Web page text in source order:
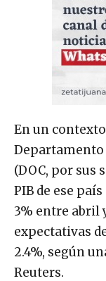
En un
Departamento
(DOC, por sus
PIB de ese
3% entre abril
expectativas
2.4%, según
Reuters.